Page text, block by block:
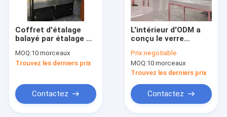
Coffret d'étalage
balayé par étalage en
de magasin
d'affichage
MOQ:10 morceaux
Trouvez les derniers prix
Contactez
L'intérieur d'ODM a
conçu le verre
la vitrine de perruque
8mm
Prix:negotiable
MOQ:10 morceaux
Trouvez les derniers prix
Contactez